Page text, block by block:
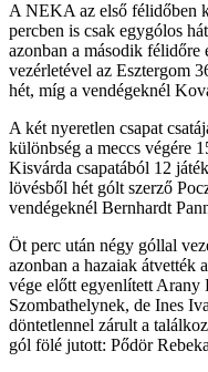
A NEKA az első félidőben
percben is csak egygólos
azonban a második
vezérletével az Esztergom
hét, míg a vendégeknél
A két nyeretlen csapat
különbség a meccs végére
Kisvárda csapatából 12
lövésből hét gólt szerző
vendégeknél Bernhardt
Öt perc után négy góllal
azonban a hazaiak átvették
vége előtt egyenlített Arany
Szombathelynek, de Ines
döntetlennel zárult a
gól fölé jutott: Pődör